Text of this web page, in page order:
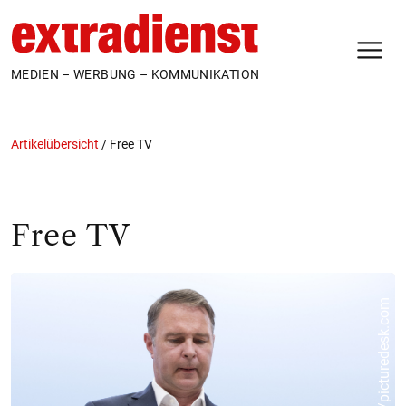
MEDIEN – WERBUNG – KOMMUNIKATION
Artikelübersicht / Free TV
Free TV